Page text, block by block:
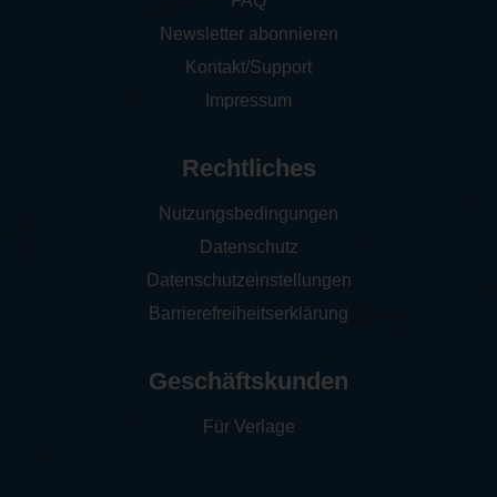
Newsletter abonnieren
Kontakt/Support
Impressum
Rechtliches
Nutzungsbedingungen
Datenschutz
Datenschutzeinstellungen
Barrierefreiheitserklärung
Geschäftskunden
Für Verlage